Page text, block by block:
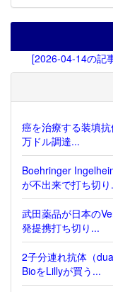
[2026-04-14の記
癌を治療する装填
万ドル調達...
Boehringer
が不出来で打ち切り
武田薬品が日本の
発提携打ち切り...
2子分連れ抗体（
BioをLillyが買う...